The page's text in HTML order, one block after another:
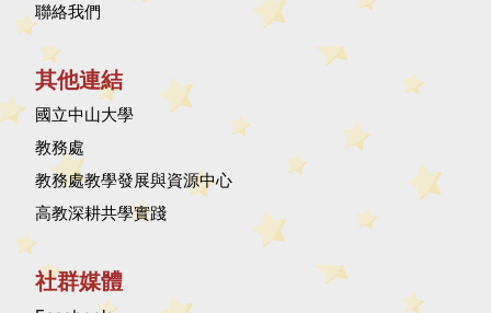
聯絡我們
其他連結
國立中山大學
教務處
教務處教學發展與資源中心
高教深耕共學實踐
社群媒體